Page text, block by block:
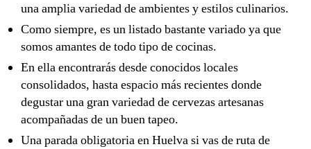
una amplia variedad de ambientes y estilos culinarios.
Como siempre, es un listado bastante variado ya que
somos amantes de todo tipo de cocinas.
En ella encontrarás desde conocidos locales
consolidados, hasta espacio más recientes donde
degustar una gran variedad de cervezas artesanas
acompañadas de un buen tapeo.
Una parada obligatoria en Huelva si vas de ruta de